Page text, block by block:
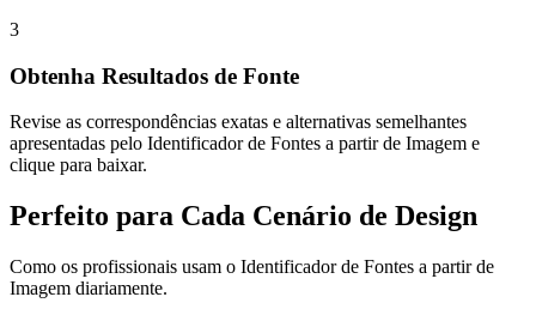
3
Obtenha Resultados de Fonte
Revise as correspondências exatas e alternativas semelhantes
apresentadas pelo Identificador de Fontes a partir de Imagem e
clique para baixar.
Perfeito para Cada Cenário de Design
Como os profissionais usam o Identificador de Fontes a partir de
Imagem diariamente.